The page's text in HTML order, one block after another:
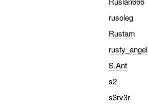
rusoleg
Rustam
rusty_angel
S.Ant
s2
s3rv3r